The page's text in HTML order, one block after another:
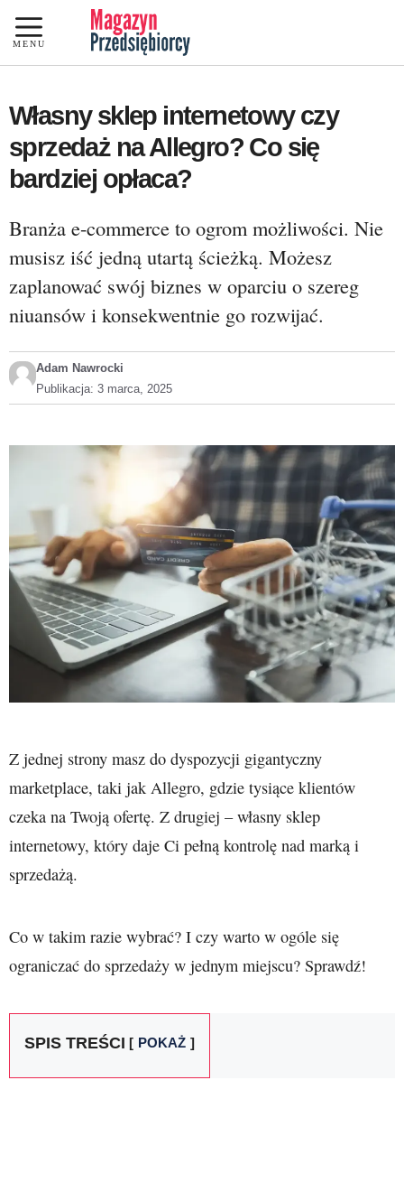
Przejdź
do
treści
MENU
Własny sklep internetowy czy
sprzedaż na Allegro? Co się
bardziej opłaca?
Branża e-commerce to ogrom możliwości. Nie
musisz iść jedną utartą ścieżką. Możesz
zaplanować swój biznes w oparciu o szereg
niuansów i konsekwentnie go rozwijać.
Adam Nawrocki
Publikacja: 3 marca, 2025
Z jednej strony masz do dyspozycji gigantyczny
marketplace, taki jak Allegro, gdzie tysiące klientów
czeka na Twoją ofertę. Z drugiej – własny sklep
internetowy, który daje Ci pełną kontrolę nad marką i
sprzedażą.
Co w takim razie wybrać? I czy warto w ogóle się
ograniczać do sprzedaży w jednym miejscu? Sprawdź!
SPIS TREŚCI POKAŻ